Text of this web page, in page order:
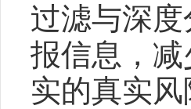
过滤与深
报信息，
实的真实